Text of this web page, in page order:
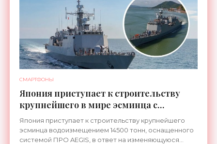
СМАРТФОНЫ
Япония приступает к строительству
крупнейшего в мире эсминца с
системой ПРО AEGIS - «Оружие»
Япония приступает к строительству крупнейшего
эсминца водоизмещением 14500 тонн, оснащенного
системой ПРО AEGIS, в ответ на изменяющуюся